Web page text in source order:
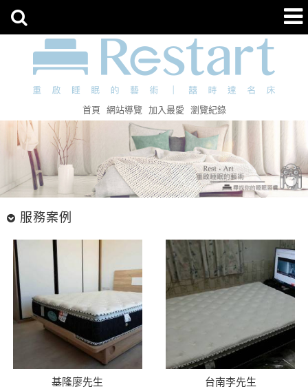
首頁 網站導覽 加入最愛 瀏覽紀錄
服務案例
基隆廖先生 台南李先生